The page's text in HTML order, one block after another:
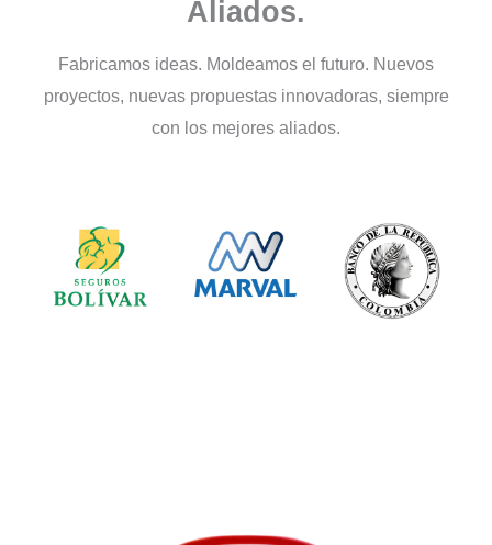
Aliados.
Fabricamos ideas. Moldeamos el futuro. Nuevos
proyectos, nuevas propuestas innovadoras, siempre
con los mejores aliados.